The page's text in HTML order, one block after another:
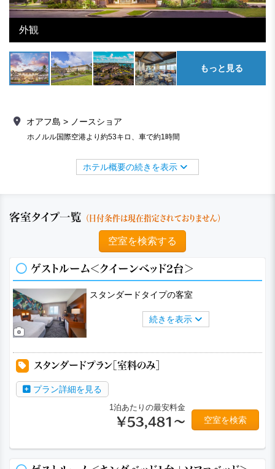
外観
もっと見る
オアフ島 > ノースショア
ホノルル国際空港より約53キロ、車で約1時間
ホテル概要の続きを表示
客室タイプ一覧 （日付条件は現在指定されておりません）
空室を検索する
ゲストルーム＜クイーンベッド2台＞
スタンダードタイプの客室
続きを表示
スタンダードプラン［室料のみ］
プラン詳細を見る
1泊あたりの最安料金
￥53,481～ 空室を検索